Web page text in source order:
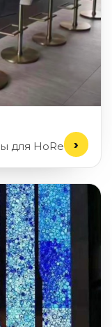
для HoReCa.